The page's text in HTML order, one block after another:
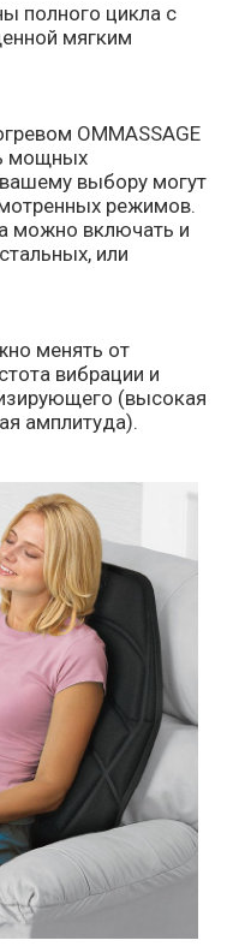
полного цикла с
мягким
OMMASSAGE
мощных
выбору могут
режимов.
можно включать и
или
менять от
вибрации и
(высокая
амплитуда).